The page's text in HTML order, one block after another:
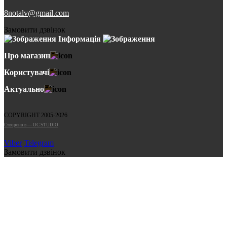
8notalv@gmail.com
Замовити дзвінок
Інформація
Про магазин
Користувачі
Актуально
COPYRIGHT 2005-2026
Cтворено в — OC STUDIO
Viber Telegram
Замовити дзвінок